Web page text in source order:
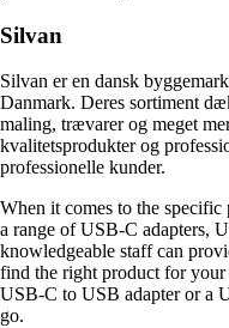
Silvan
Silvan er en dansk
Danmark. Deres sortiment
maling, trævarer og meget
kvalitetsprodukter og
professionelle kunder.
When it comes to the
a range of USB-C adapters,
knowledgeable staff can
find the right product for your
USB-C to USB adapter or a
go.